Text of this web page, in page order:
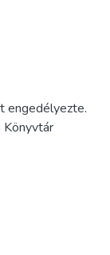
engedélyezte.
Könyvtár